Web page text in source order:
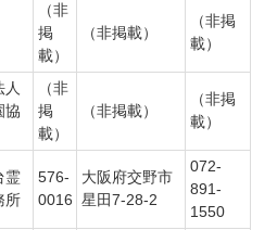
（非
掲
載）
（非掲載）
（非掲
載）
人
協
（非
掲
載）
（非掲載）
（非掲
載）
霊
所
576-
0016
大阪府交野市
星田7-28-2
072-
891-
1550